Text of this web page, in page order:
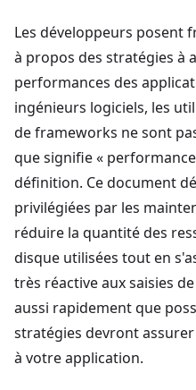
Les développeurs posent
à propos des stratégies à
performances des
ingénieurs logiciels, les
de frameworks ne sont
que signifie «
définition. Ce document
privilégiées par les
réduire la quantité des
disque utilisées tout en
très réactive aux saisies
aussi rapidement que
stratégies devront
à votre application.